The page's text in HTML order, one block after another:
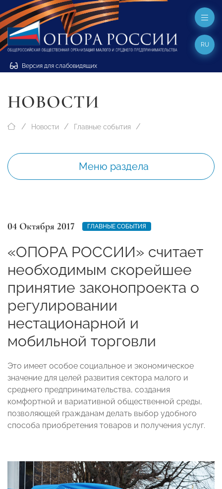
Версия для слабовидящих
RU
НОВОСТИ
Новости Главные события
Меню раздела
04 Октября 2017 ГЛАВНЫЕ СОБЫТИЯ
«ОПОРА РОССИИ» считает
необходимым скорейшее
принятие законопроекта о
регулировании
нестационарной и
мобильной торговли
Это имеет особое социальное и экономическое
значение для целей развития сектора малого и
среднего предпринимательства, создания
комфортной и вариативной общественной среды,
позволяющей гражданам делать выбор удобного
способа приобретения товаров и получения услуг.